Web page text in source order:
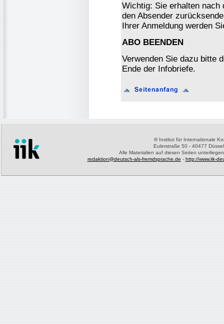
Wichtig: Sie erhalten nach
den Absender
Ihrer Anmeldung werden
ABO BEENDEN
Verwenden Sie dazu bitte
Ende der Infobriefe.
©Institut für Internationale
Eulerstraße 50 - 40477
Alle Materialien auf diesen Seiten
redaktion@deutsch-als-fremdsprache.de - http://www.iik-